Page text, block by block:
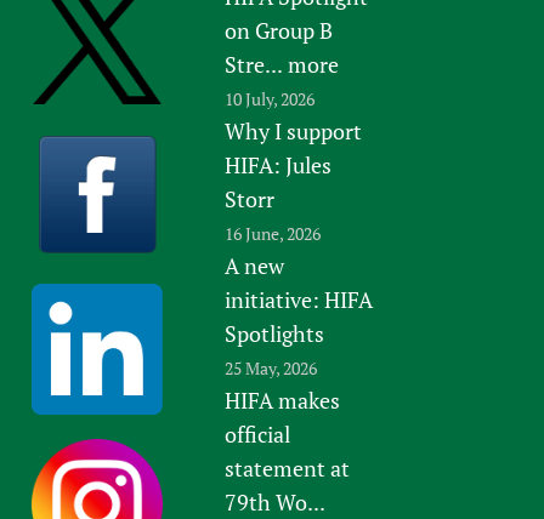
on Group B
Stre... more
10 July, 2026
Why I support
HIFA: Jules
Storr
16 June, 2026
A new
initiative: HIFA
Spotlights
25 May, 2026
HIFA makes
official
statement at
79th Wo...